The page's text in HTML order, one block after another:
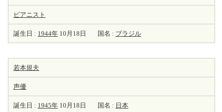
ピアニスト
誕生日 : 1944年 10月18日 国名 : ブラジル
若本規夫
声優
誕生日 : 1945年 10月18日 国名 : 日本